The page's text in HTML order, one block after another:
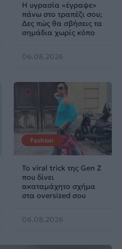
Η υγρασία «έγραψε»
πάνω στο τραπέζι σου;
Δες πώς θα σβήσεις τα
σημάδια χωρίς κόπο
06.08.2026
Fashion
Το viral trick της Gen Z
που δίνει
ακαταμάχητο σχήμα
στα oversized σου
06.08.2026